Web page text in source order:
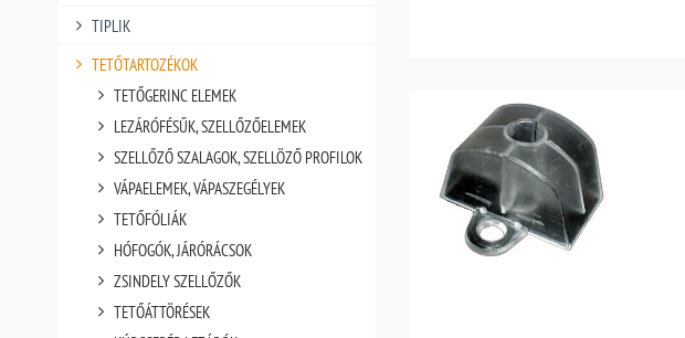
TIPLIK
TETŐTARTOZÉKOK
TETŐGERINC ELEMEK
LEZÁRÓFÉSŰK, SZELLŐZŐELEMEK
SZELLŐZŐ SZALAGOK, SZELLÖZŐ PROFILOK
VÁPAELEMEK, VÁPASZEGÉLYEK
TETŐFÓLIÁK
HÓFOGÓK, JÁRÓRÁCSOK
ZSINDELY SZELLŐZŐK
TETŐÁTTÖRÉSEK